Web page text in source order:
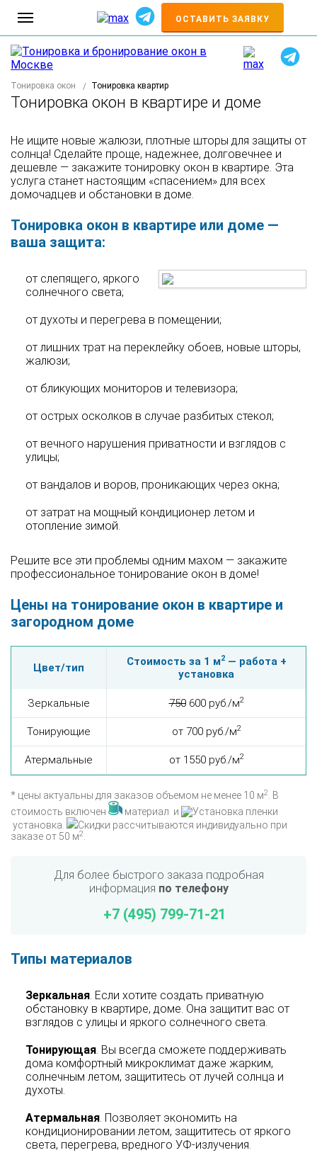
ОСТАВИТЬ ЗАЯВКУ
Тонировка окон Тонировка квартир
Тонировка окон в квартире и доме
Не ищите новые жалюзи, плотные шторы для защиты от
солнца! Сделайте проще, надежнее, долговечнее и
дешевле — закажите тонировку окон в квартире. Эта
услуга станет настоящим «спасением» для всех
домочадцев и обстановки в доме.
Тонировка окон в квартире или доме —
ваша защита:
от слепящего, яркого
солнечного света;
от духоты и перегрева в помещении;
от лишних трат на переклейку обоев, новые шторы,
жалюзи;
от бликующих мониторов и телевизора;
от острых осколков в случае разбитых стекол;
от вечного нарушения приватности и взглядов с
улицы;
от вандалов и воров, проникающих через окна;
от затрат на мощный кондиционер летом и
отопление зимой.
Решите все эти проблемы одним махом — закажите
профессиональное тонирование окон в доме!
Цены на тонирование окон в квартире и
загородном доме
Цвет/тип Стоимость за 1 м2— работа +
установка
Зеркальные 750600 руб./м2
Тонирующие от 700 руб./м2
Атермальные от 1550 руб./м2
* цены актуальны для заказов объемом не менее 10 м2
. В
стоимость включен
материал и
установка.
Скидки рассчитываются индивидуально при
заказе от 50 м2
Для более быстрого заказа подробная
информация по телефону
+7 (495) 799-71-21
Типы материалов
Зеркальная. Если хотите создать приватную
обстановку в квартире, доме. Она защитит вас от
взглядов с улицы и яркого солнечного света.
Тонирующая. Вы всегда сможете поддерживать
дома комфортный микроклимат даже жарким,
солнечным летом, защититесь от лучей солнца и
духоты.
Атермальная. Позволяет экономить на
кондиционировании летом, защититесь от яркого
света, перегрева, вредного УФ-излучения.